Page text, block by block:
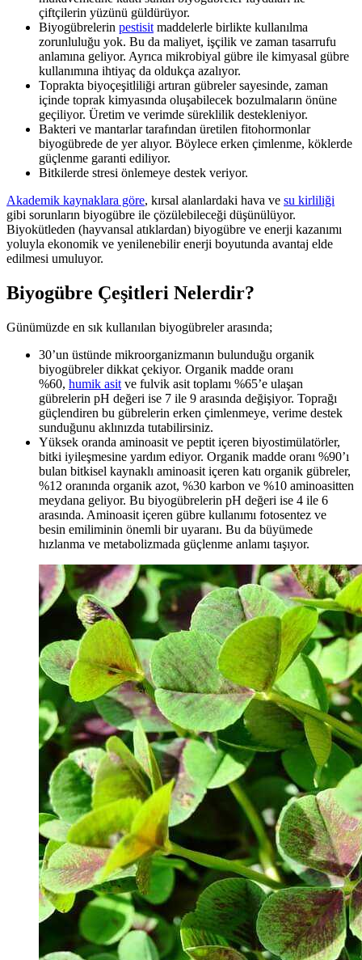
çiftçilerin yüzünü güldürüyor.
Biyogübrelerin pestisit maddelerle birlikte kullanılma
zorunluluğu yok. Bu da maliyet, işçilik ve zaman tasarrufu
anlamına geliyor. Ayrıca mikrobiyal gübre ile kimyasal gübre
kullanımına ihtiyaç da oldukça azalıyor.
Toprakta biyoçeşitliliği artıran gübreler sayesinde, zaman
içinde toprak kimyasında oluşabilecek bozulmaların önüne
geçiliyor. Üretim ve verimde süreklilik destekleniyor.
Bakteri ve mantarlar tarafından üretilen fitohormonlar
biyogübrede de yer alıyor. Böylece erken çimlenme, köklerde
güçlenme garanti ediliyor.
Bitkilerde stresi önlemeye destek veriyor.
Akademik kaynaklara göre, kırsal alanlardaki hava ve su kirliliği
gibi sorunların biyogübre ile çözülebileceği düşünülüyor.
Biyokütleden (hayvansal atıklardan) biyogübre ve enerji kazanımı
yoluyla ekonomik ve yenilenebilir enerji boyutunda avantaj elde
edilmesi umuluyor.
Biyogübre Çeşitleri Nelerdir?
Günümüzde en sık kullanılan biyogübreler arasında;
30’un üstünde mikroorganizmanın bulunduğu organik
biyogübreler dikkat çekiyor. Organik madde oranı
%60, humik asit ve fulvik asit toplamı %65’e ulaşan
gübrelerin pH değeri ise 7 ile 9 arasında değişiyor. Toprağı
güçlendiren bu gübrelerin erken çimlenmeye, verime destek
sunduğunu aklınızda tutabilirsiniz.
Yüksek oranda aminoasit ve peptit içeren biyostimülatörler,
bitki iyileşmesine yardım ediyor. Organik madde oranı %90’ı
bulan bitkisel kaynaklı aminoasit içeren katı organik gübreler,
%12 oranında organik azot, %30 karbon ve %10 aminoasitten
meydana geliyor. Bu biyogübrelerin pH değeri ise 4 ile 6
arasında. Aminoasit içeren gübre kullanımı fotosentez ve
besin emiliminin önemli bir uyaranı. Bu da büyümede
hızlanma ve metabolizmada güçlenme anlamı taşıyor.